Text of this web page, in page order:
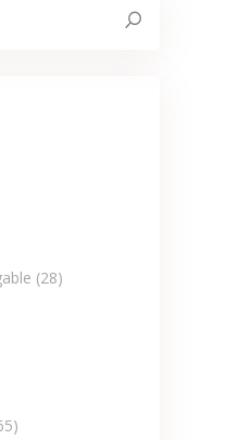
(28)